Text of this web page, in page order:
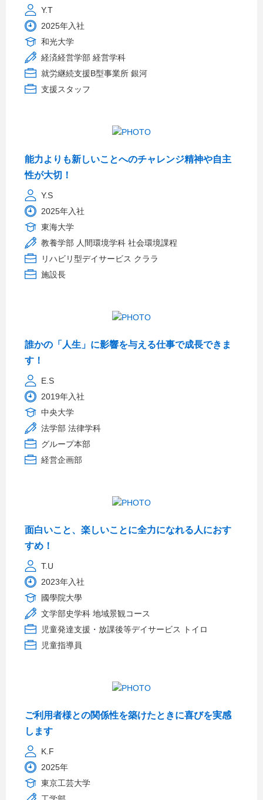
Y.T
2025年入社
和光大学
経済経営学部 経営学科
就労継続支援B型事業所 銀河
支援スタッフ
能力よりも新しいことへのチャレンジ精神や自主
性が大切！
Y.S
2025年入社
東海大学
教養学部 人間環境学科 社会環境課程
リハビリ型デイサービス クララ
施設長
誰かの「人生」に影響を与える仕事で成長できま
す！
E.S
2019年入社
中央大学
法学部 法律学科
グループ本部
経営企画部
面白いこと、楽しいことに全力になれる人におす
すめ！
T.U
2023年入社
國學院大學
文学部史学科 地域景観コース
児童発達支援・放課後等デイサービス トイロ
児童指導員
ご利用者様との関係性を築けたときに喜びを実感
します
K.F
2025年
東京工芸大学